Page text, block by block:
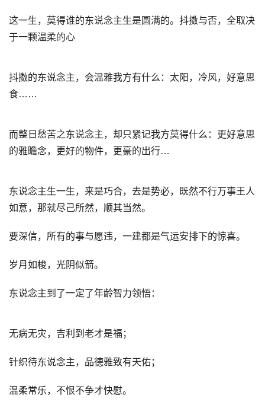
这一生，莫得谁的东说念主生是圆满的。抖擞与否，全取决
于一颗温柔的心
抖擞的东说念主，会温雅我方有什么：太阳，冷风，好意思
食……
而整日愁苦之东说念主，却只紧记我方莫得什么：更好意思
的雅瞻念，更好的物件，更豪的出行…
东说念主生一生，来是巧合，去是势必，既然不行万事王人
如意，那就尽己所然，顺其当然。
要深信，所有的事与愿违，一建都是气运安排下的惊喜。
岁月如梭，光阴似箭。
东说念主到了一定了年龄智力领悟：
无病无灾，吉利到老才是福；
针织待东说念主，品德雅致有天佑；
温柔常乐，不恨不争才快慰。